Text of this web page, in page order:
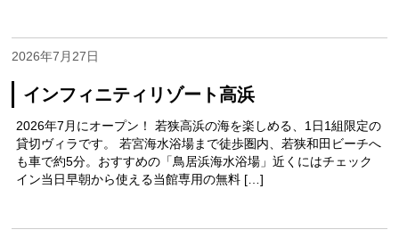
インフィニティリゾート高浜
2026年7月27日
2026年7月にオープン！ 若狭高浜の海を楽しめる、1日1組限定の
貸切ヴィラです。 若宮海水浴場まで徒歩圏内、若狭和田ビーチへ
も車で約5分。おすすめの「鳥居浜海水浴場」近くにはチェック
イン当日早朝から使える当館専用の無料 […]